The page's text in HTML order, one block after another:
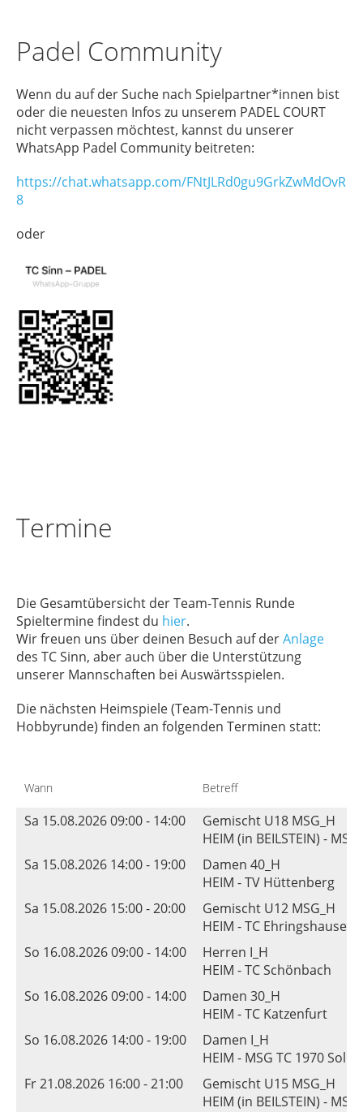
Padel Community
Wenn du auf der Suche nach Spielpartner*innen bist
oder die neuesten Infos zu unserem PADEL COURT
nicht verpassen möchtest, kannst du unserer
WhatsApp Padel Community beitreten:
https://chat.whatsapp.com/FNtJLRd0gu9GrkZwMdOvR
8
oder
Termine
Die Gesamtübersicht der Team-Tennis Runde
Spieltermine findest du hier.
Wir freuen uns über deinen Besuch auf derAnlage
des TC Sinn, aber auch über die Unterstützung
unserer Mannschaften bei Auswärtsspielen.
Die nächsten Heimspiele (Team-Tennis und
Hobbyrunde) finden an folgenden Terminen statt:
Wann Betreff
Sa 15.08.2026 09:00 - 14:00
Gemischt U18 MSG_H
HEIM (in BEILSTEIN) -
Sa 15.08.2026 14:00 - 19:00
Damen 40_H
HEIM - TV Hüttenberg
Sa 15.08.2026 15:00 - 20:00
Gemischt U12 MSG_H
HEIM - TC Ehringshausen
So 16.08.2026 09:00 - 14:00
Herren I_H
HEIM - TC Schönbach
So 16.08.2026 09:00 - 14:00
Damen 30_H
HEIM - TC Katzenfurt
So 16.08.2026 14:00 - 19:00
Damen I_H
HEIM - MSG TC 1970
Fr 21.08.2026 16:00 - 21:00
Gemischt U15 MSG_H
HEIM (in BEILSTEIN) -